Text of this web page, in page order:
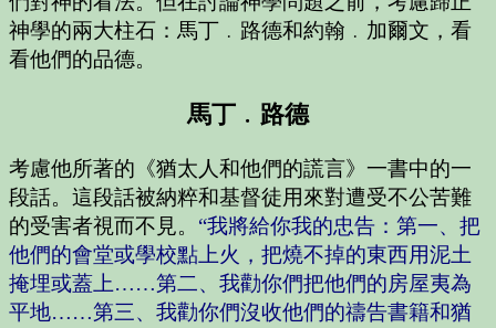
神學的兩大柱石：馬丁﹒路德和約翰﹒加爾文，看
看他們的品德。
馬丁﹒路德
考慮他所著的 《猶太人和他們的謊言》 一書中的一
段話。這段話被納粹和基督徒用來對遭受不公苦難
的受害者視而不見。 “我將給你我的忠告：第一、把
他們的會堂或學校點上火，把燒不掉的東西用泥土
掩埋或蓋上……第二、我勸你們把他們的房屋夷為
平地……第三、我勸你們沒收他們的禱告書籍和猶